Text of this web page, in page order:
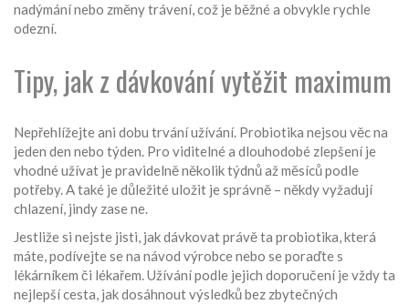
nadýmání nebo změny trávení, což je běžné a obvykle rychle
odezní.
Tipy, jak z dávkování vytěžit maximum
Nepřehlížejte ani dobu trvání užívání. Probiotika nejsou věc na
jeden den nebo týden. Pro viditelné a dlouhodobé zlepšení je
vhodné užívat je pravidelně několik týdnů až měsíců podle
potřeby. A také je důležité uložit je správně – někdy vyžadují
chlazení, jindy zase ne.
Jestliže si nejste jisti, jak dávkovat právě ta probiotika, která
máte, podívejte se na návod výrobce nebo se poraďte s
lékárníkem či lékařem. Užívání podle jejich doporučení je vždy ta
nejlepší cesta, jak dosáhnout výsledků bez zbytečných